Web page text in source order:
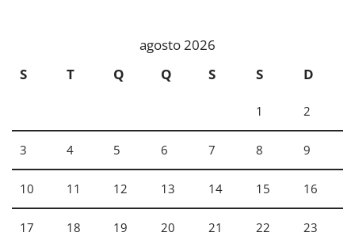
agosto 2026
S
T Q Q S S D
1 2
3 4 5 6 7 8 9
10 11 12 13 14 15 16
17 18 19 20 21 22 23